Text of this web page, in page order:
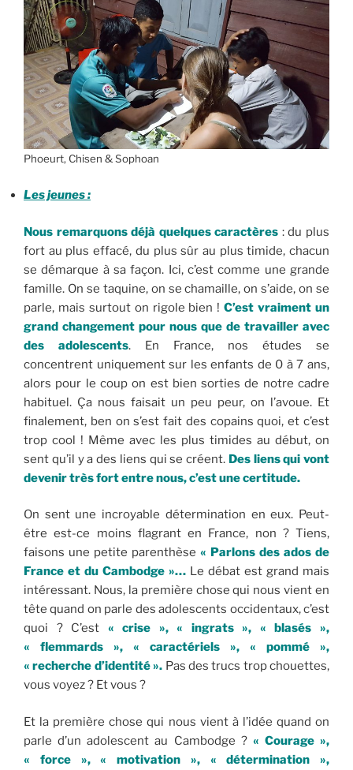
Phoeurt, Chisen & Sophoan
Les jeunes :
Nous remarquons déjà quelques caractères : du plus
fort au plus effacé, du plus sûr au plus timide, chacun
se démarque à sa façon. Ici, c’est comme une grande
famille. On se taquine, on se chamaille, on s’aide, on se
parle, mais surtout on rigole bien !C’est vraiment un
grand changement pour nous que de travailler avec
des adolescents. En France, nos études se
concentrent uniquement sur les enfants de 0 à 7 ans,
alors pour le coup on est bien sorties de notre cadre
habituel. Ça nous faisait un peu peur, on l’avoue. Et
finalement, ben on s’est fait des copains quoi, et c’est
trop cool ! Même avec les plus timides au début, on
sent qu’il y a des liens qui se créent. Des liens qui vont
devenir très fort entre nous, c’est une certitude.
On sent une incroyable détermination en eux. Peut-
être est-ce moins flagrant en France, non ? Tiens,
faisons une petite parenthèse « Parlons des ados de
France et du Cambodge »… Le débat est grand mais
intéressant. Nous, la première chose qui nous vient en
tête quand on parle des adolescents occidentaux, c’est
quoi ? C’est « crise », « ingrats », « blasés »,
« flemmards », « caractériels », « pommé »,
« recherche d’identité ». Pas des trucs trop chouettes,
vous voyez ? Et vous ?
Et la première chose qui nous vient à l’idée quand on
parle d’un adolescent au Cambodge ? « Courage »,
« force », « motivation », « détermination »,